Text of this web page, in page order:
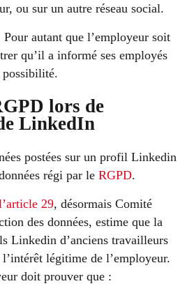
ou sur un autre réseau social.
autant que l’employeur soit
qu’il a informé ses employés
possibilité.
lors de
LinkedIn
postées sur un profil Linkedin
régi par le RGPD.
29, désormais Comité
des données, estime que la
Linkedin d’anciens travailleurs
légitime de l’employeur.
doit prouver que :